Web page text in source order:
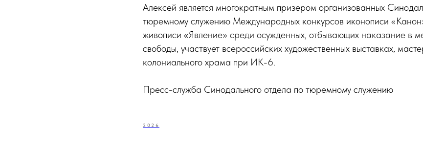
Алексей является многократным призером организованных
тюремному служению Международных конкурсов иконописи
живописи «Явление» среди осужденных, отбывающих наказание в
свободы, участвует всероссийских художественных выставках,
колониального храма при ИК-6.
Пресс-служба Синодального отдела по тюремному служению
2026